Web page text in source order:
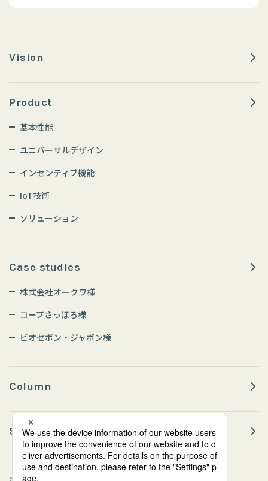
Vision
Product
基本性能
ユニバーサルデザイン
インセンティブ機能
IoT技術
ソリューション
Case studies
株式会社オークワ様
コープさっぽろ様
ビオセボン・ジャポン様
Column
Sustainability
© Teraoka Seiko Co., Ltd. All Rights Reserved.